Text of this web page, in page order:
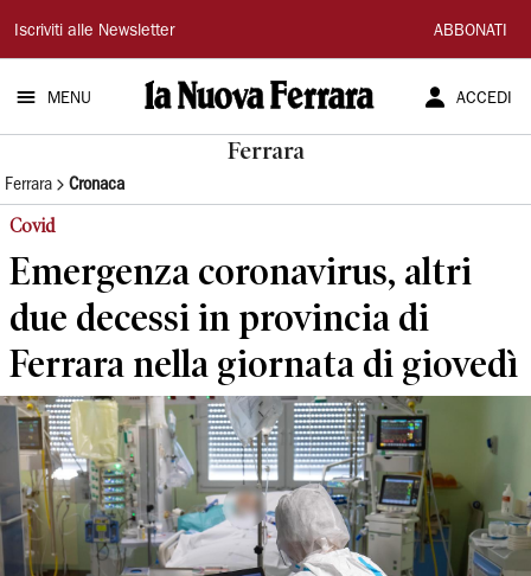
La
Nuova
Ferrara
Iscriviti alle Newsletter ABBONATI
MENU ACCEDI
Ferrara
Ferrara Cronaca
Covid
Emergenza coronavirus, altri
due decessi in provincia di
Ferrara nella giornata di giovedì